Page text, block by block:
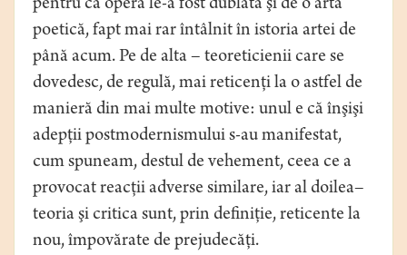
pentru că opera le-a fost dublată şi de o artă
poetică, fapt mai rar întâlnit în istoria artei de
până acum. Pe de alta – teoreticienii care se
dovedesc, de regulă, mai reticenţi la o astfel de
manieră din mai multe motive: unul e că înşişi
adepţii postmodernismului s-au manifestat,
cum spuneam, destul de vehement, ceea ce a
provocat reacţii adverse similare, iar al doilea–
teoria şi critica sunt, prin definiţie, reticente la
nou, împovărate de prejudecăţi.